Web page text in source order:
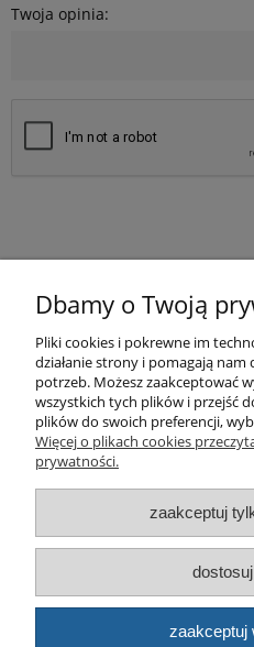
Twoja opinia:
Produkty
Kategorie bloga
Kontakt
© artbud.pl -
Sklep
Dbamy o Twoją
Pliki cookies i pokrewne im
działanie strony i pomagają
potrzeb. Możesz zaakceptować
wszystkich tych plików i przejść
plików do swoich preferencji,
Więcej o plikach cookies
prywatności.
zaakceptuj
zaakceptuj